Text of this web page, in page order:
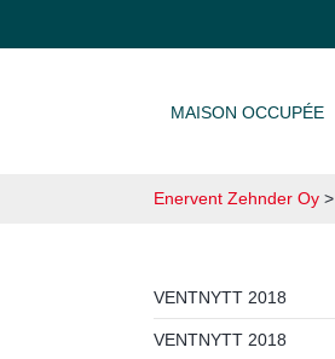
MAISON OCCUPÉE
Enervent Zehnder Oy >
VENTNYTT 2018
VENTNYTT 2018